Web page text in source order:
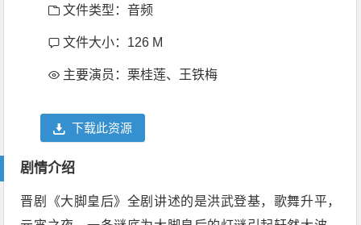
文件类型：音频
文件大小：126 M
主要演员：栗桂莲、王铁梅
下载此资源
剧情介绍
晋剧《大脚皇后》全剧讲述的是洪武登基，歌舞升平，